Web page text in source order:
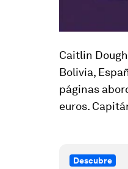
Caitlin
Bolivia,
páginas
euros.
Descubre